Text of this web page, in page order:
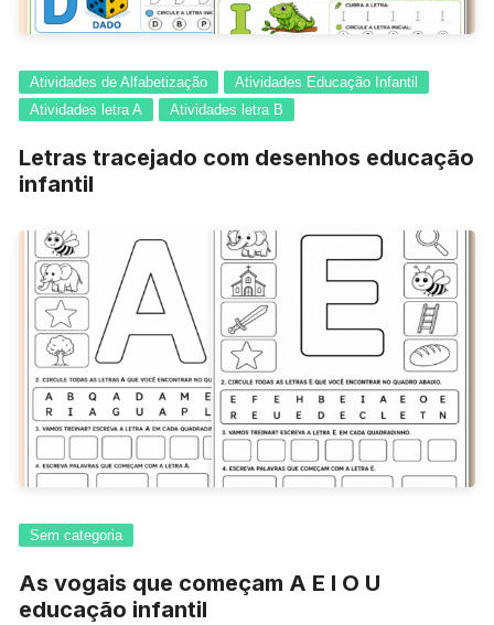
Atividades de Alfabetização
Atividades Educação Infantil
Atividades letra A
Atividades letra B
Letras tracejado com desenhos educação
infantil
Sem categoria
As vogais que começam A E I O U
educação infantil